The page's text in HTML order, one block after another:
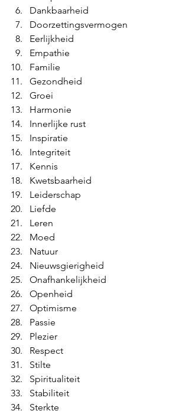
Dankbaarheid
Doorzettingsvermogen
Eerlijkheid
Empathie
Familie
Gezondheid
Groei
Harmonie
Innerlijke rust
Inspiratie
Integriteit
Kennis
Kwetsbaarheid
Leiderschap
Liefde
Leren
Moed
Natuur
Nieuwsgierigheid
Onafhankelijkheid
Openheid
Optimisme
Passie
Plezier
Respect
Stilte
Spiritualiteit
Stabiliteit
Sterkte